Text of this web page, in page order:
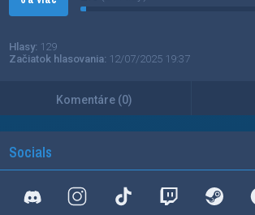
Hlasy: 129
Začiatok hlasovania: 12/07/2025 19:37
Komentáre (0)
Socials